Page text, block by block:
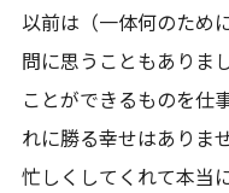
以前は（一体何のため
問に思うこともありま
ことができるものを仕
れに勝る幸せはありま
忙しくしてくれて本当